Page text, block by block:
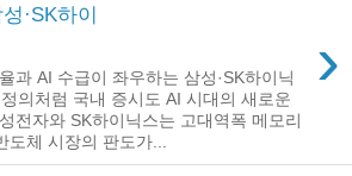
·SK하이
›
과 AI 수급이 좌우하는 삼성·SK하이닉
의처럼 국내 증시도 AI 시대의 새로운
전자와 SK하이닉스는 고대역폭 메모리
도체 시장의 판도가...